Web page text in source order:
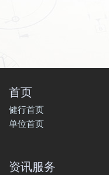
首页
健行首页
单位首页
资讯服务